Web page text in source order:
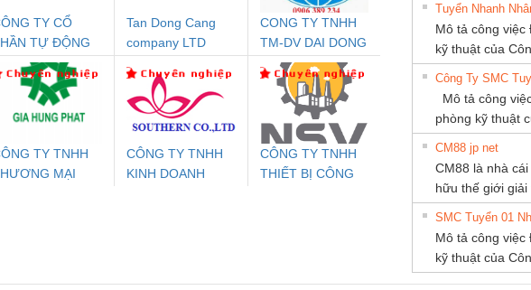
An Toàn
Contact
PC20-1NO-
24DC-SP -
Rơ Le An Toàn
Phoenix Contact
PSR-SCP-
24UC/ESL4/3X1/1X2/B
- 2981059
Điện AC
Mô-đun Ắc Quy UPS
Bộ Lặp Tín Hiệu
PROFIBUS Phoenix
Contact PSI-REP-
PROFIBUS/12MB -
2708863
Rơ Le An Toàn
Phoenix Contact
2986960 – PSR-
SCP-
24DC/FSP/2X1/1X2
Rơ Le An Toàn
Bộ giám sát chuỗi
tấm pin
TRANSCLINIC 16I+
1K5 H (2502520000)
Bộ
1K5
Bộ
điện
TY CỔ
TỰ ĐỘNG
TIẾN HƯNG
Tan Dong Cang
company LTD
CONG TY TNHH
TM-DV DAI DONG
THANH
TY TNHH
MẠI
CÔNG TY TNHH
KINH DOANH
CÔNG TY TNHH
THIẾT BỊ CÔNG
Cty TNHH TM QC
Ba Miền
CÔNG TY CP TỰ
ĐỘNG TIẾN
HƯNG
Tuyển Nhanh
Mô tả công việc
kỹ thuật của
Mô tả công
phòng kỹ thuật
CM88 jp net
CM88 là nhà
hữu thế giới giải
SMC Tuyển 01
Mô tả công việc
kỹ thuật của